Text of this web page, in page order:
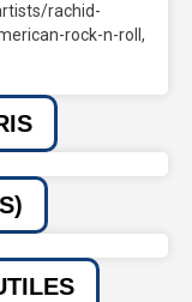
rachid-
rock-n-roll,